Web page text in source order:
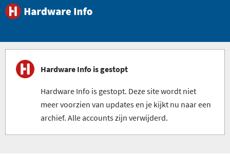
Hardware Info is gestopt
Hardware Info is gestopt. Deze site wordt niet
meer voorzien van updates en je kijkt nu naar een
archief. Alle accounts zijn verwijderd.